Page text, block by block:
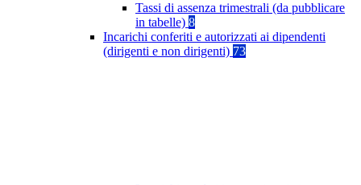
Tassi di assenza trimestrali (da pubblicare
in tabelle) 8
Incarichi conferiti e autorizzati ai dipendenti
(dirigenti e non dirigenti) 73